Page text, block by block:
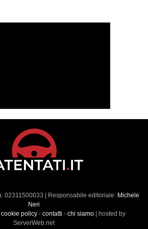
02311500033 | Responsabile editoriale: Michele
Neri
cookie policy- contatti - chi siamo| hosted by
ServerWeb.net